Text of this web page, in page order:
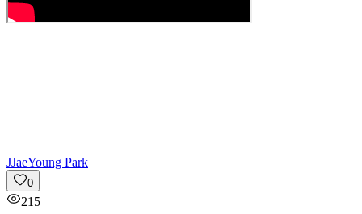
JJaeYoung Park
0
215